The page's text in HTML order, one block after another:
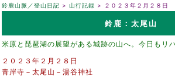
鈴鹿山脈／登山日記 山行記録 ２０２３年２月２８日
鈴鹿：太尾山
米原と琵琶湖の展望がある城跡の山へ。今日もリ
２０２３年２月２８日
青岸寺－太尾山－湯谷神社